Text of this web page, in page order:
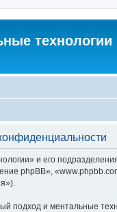
технологии
и его
phpBB»,
и ментальные